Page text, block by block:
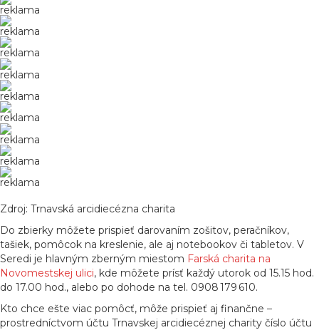
reklama
reklama
reklama
reklama
reklama
reklama
reklama
reklama
reklama
Zdroj: Trnavská arcidiecézna charita
Do zbierky môžete prispieť darovaním zošitov, peračníkov,
tašiek, pomôcok na kreslenie, ale aj notebookov či tabletov. V
Seredi je hlavným zberným miestom Farská charita na
Novomestskej ulici, kde môžete prísť každý utorok od 15.15 hod.
do 17.00 hod., alebo po dohode na tel. 0908 179 610.
Kto chce ešte viac pomôcť, môže prispieť aj finančne –
prostredníctvom účtu Trnavskej arcidiecéznej charity číslo účtu